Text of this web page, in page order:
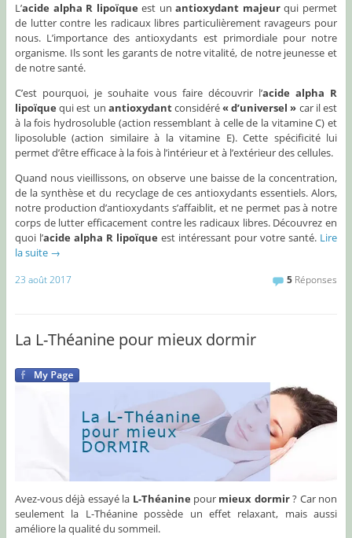
L’acide alpha R lipoïque est unantioxydant majeurqui permet
de lutter contre les radicaux libres particulièrement ravageurs pour
nous. L’importance des antioxydants est primordiale pour notre
organisme. Ils sont les garants de notre vitalité, de notre jeunesse et
de notre santé.
C’est pourquoi, je souhaite vous faire découvrir l’acide alpha R
lipoïque qui est un antioxydantconsidéré« d’universel » car il est
à la fois hydrosoluble (action ressemblant à celle de la vitamine C) et
liposoluble (action similaire à la vitamine E). Cette spécificité lui
permet d’être efficace à la fois à l’intérieur et à l’extérieur des cellules.
Quand nous vieillissons, on observe une baisse de la concentration,
de la synthèse et du recyclage de ces antioxydants essentiels. Alors,
notre production d’antioxydants s’affaiblit, et ne permet pas à notre
corps de lutter efficacement contre les radicaux libres. Découvrez en
quoi l’acide alpha R lipoïque est intéressant pour votre santé. Lire
la suite →
23 août 2017 5 Réponses
La L-Théanine pour mieux dormir
Avez-vous déjà essayé la L-Théanine pour mieux dormir? Car non
seulement la L-Théanine possède un effet relaxant, mais aussi
améliore la qualité du sommeil.